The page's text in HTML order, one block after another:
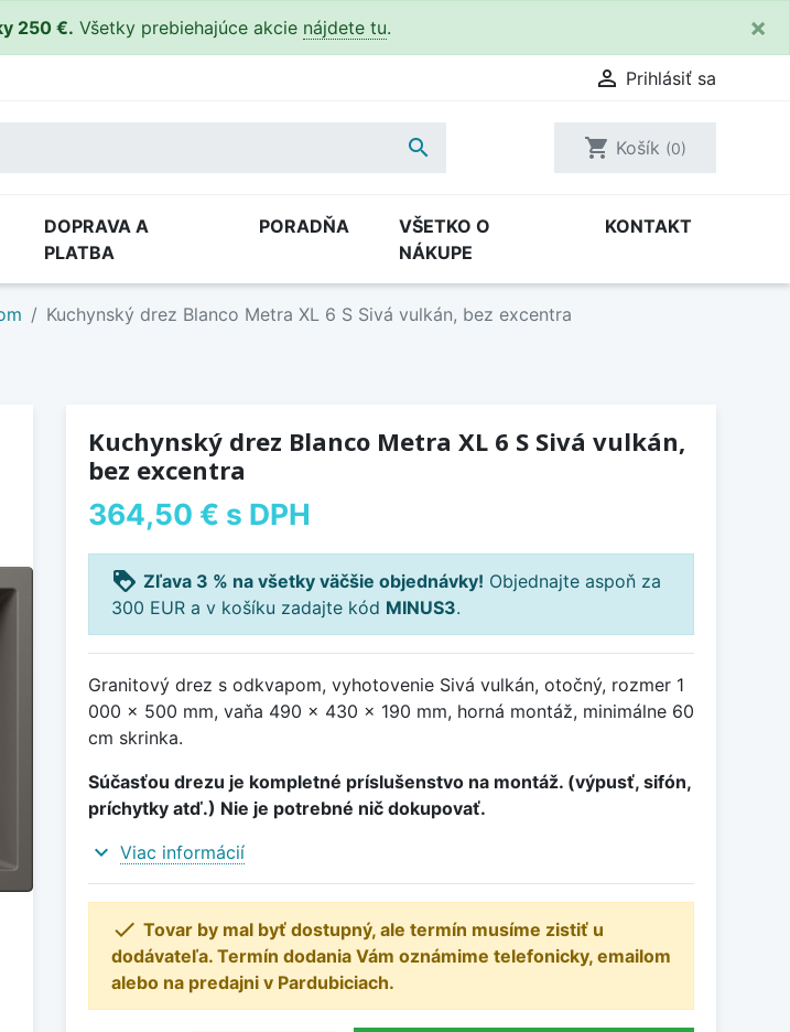
250 €. Všetky prebiehajúce akcie nájdete tu. ×
 Prihlásiť sa
 shopping_cart Košík (0)
DOPRAVA A
PLATBA
PORADŇA
VŠETKO O
NÁKUPE
KONTAKT
Kuchynský drez Blanco Metra XL 6 S Sivá vulkán, bez excentra
Kuchynský drez Blanco Metra XL 6 S Sivá vulkán,
bez excentra
364,50 € s DPH
loyalty Zľava 3 % na všetky väčšie objednávky! Objednajte aspoň za
300 EUR a v košíku zadajte kód MINUS3.
Granitový drez s odkvapom, vyhotovenie Sivá vulkán, otočný, rozmer 1
000 x 500 mm, vaňa 490 x 430 x 190 mm, horná montáž, minimálne 60
cm skrinka.
Súčasťou drezu je kompletné príslušenstvo na montáž. (výpusť, sifón,
príchytky atď.) Nie je potrebné nič dokupovať.
expand_more Viac informácií
 Tovar by mal byť dostupný, ale termín musíme zistiť u
dodávateľa. Termín dodania Vám oznámime telefonicky, emailom
alebo na predajni v Pardubiciach.